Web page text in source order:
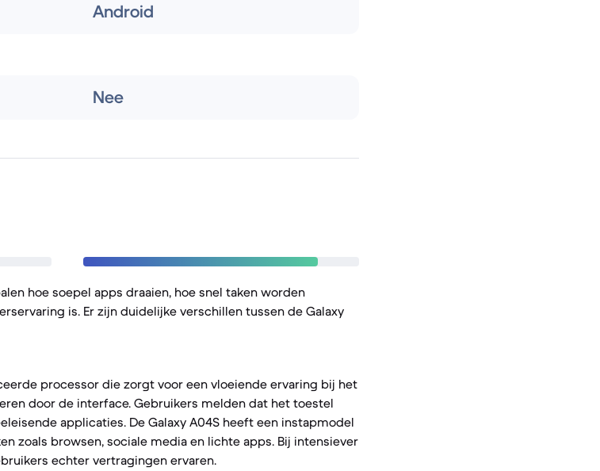
Android
Nee
hoe soepel apps draaien, hoe snel taken worden
is. Er zijn duidelijke verschillen tussen de Galaxy
processor die zorgt voor een vloeiende ervaring bij het
door de interface. Gebruikers melden dat het toestel
applicaties. De Galaxy A04S heeft een instapmodel
zoals browsen, sociale media en lichte apps. Bij intensiever
echter vertragingen ervaren.